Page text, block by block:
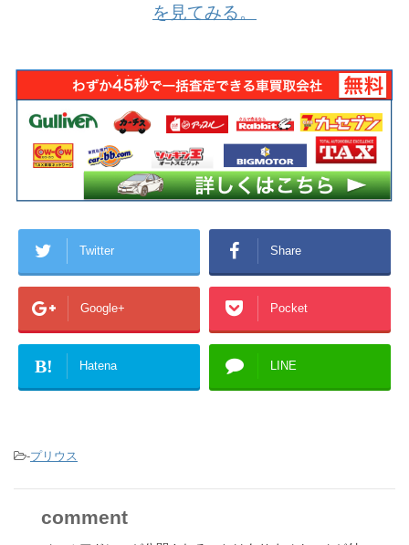
を見てみる。
Twitter Share
Google+ Pocket
B! Hatena LINE
-プリウス
comment